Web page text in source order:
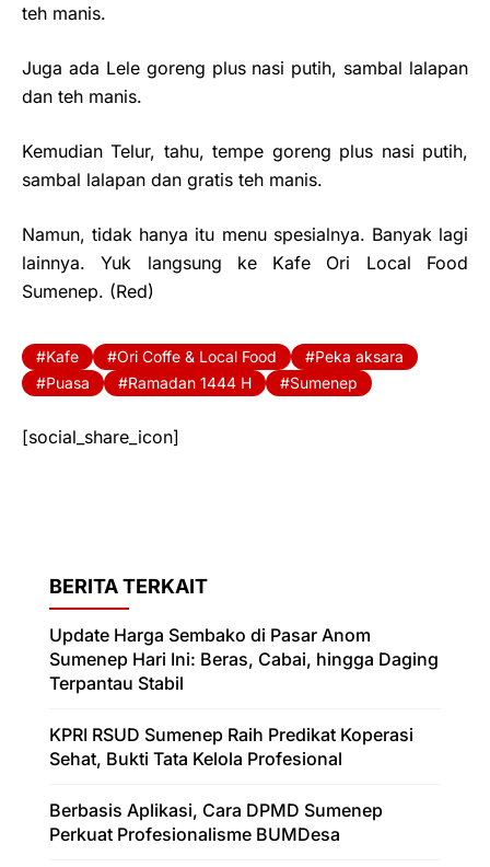
teh manis.
Juga ada Lele goreng plus nasi putih, sambal lalapan
dan teh manis.
Kemudian Telur, tahu, tempe goreng plus nasi putih,
sambal lalapan dan gratis teh manis.
Namun, tidak hanya itu menu spesialnya. Banyak lagi
lainnya. Yuk langsung ke Kafe Ori Local Food
Sumenep. (Red)
Kafe Ori Coffe & Local Food
Peka aksara
Puasa
Ramadan 1444 H Sumenep
[social_share_icon]
BERITA TERKAIT
Update Harga Sembako di Pasar Anom
Sumenep Hari Ini: Beras, Cabai, hingga Daging
Terpantau Stabil
KPRI RSUD Sumenep Raih Predikat Koperasi
Sehat, Bukti Tata Kelola Profesional
Berbasis Aplikasi, Cara DPMD Sumenep
Perkuat Profesionalisme BUMDesa